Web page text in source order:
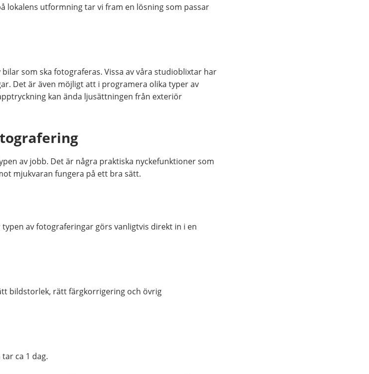
lokalens utformning tar vi fram en lösning som passar
som ska fotograferas. Vissa av våra studioblixtar har
Det är även möjligt att i programera olika typer av
kan ända ljusättningen från exteriör
av jobb. Det är några praktiska nyckefunktioner som
mjukvaran fungera på ett bra sätt.
av fotograferingar görs vanligtvis direkt in i en
bildstorlek, rätt färgkorrigering och övrig
ca 1 dag.